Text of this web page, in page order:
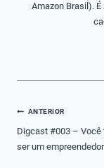
Amazon Brasil).
Navegação
de
Post
ANTERIOR
Digcast #003 – Você
ser um